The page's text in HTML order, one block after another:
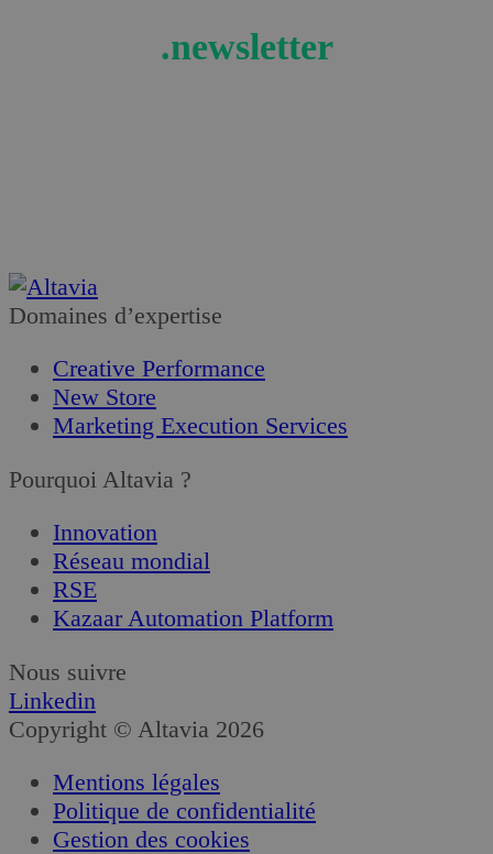
.newsletter
Domaines d’expertise
Creative Performance
New Store
Marketing Execution Services
Pourquoi Altavia ?
Innovation
Réseau mondial
RSE
Kazaar Automation Platform
Nous suivre
Linkedin
Copyright © Altavia 2026
Mentions légales
Politique de confidentialité
Gestion des cookies